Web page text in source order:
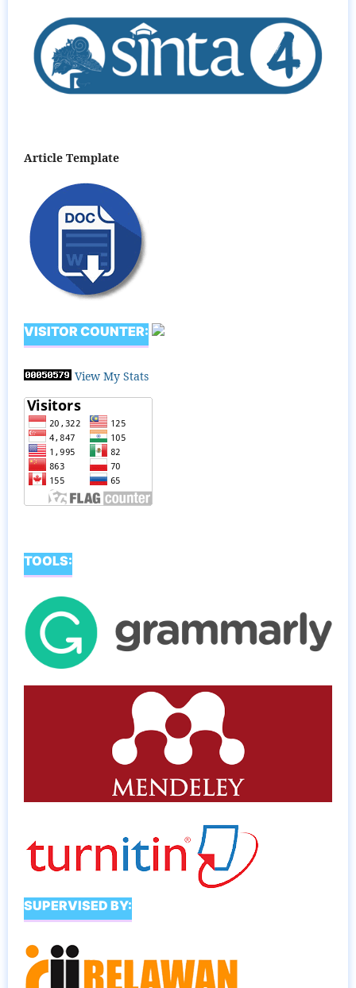
Article Template
VISITOR COUNTER:
View My Stats
TOOLS:
SUPERVISED BY: